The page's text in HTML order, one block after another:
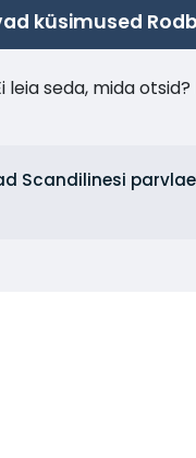
küsimused
leia seda, mida
Scandilinesi